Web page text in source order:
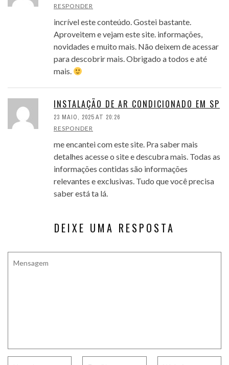
RESPONDER
incrível este conteúdo. Gostei bastante.
Aproveitem e vejam este site. informações,
novidades e muito mais. Não deixem de acessar
para descobrir mais. Obrigado a todos e até
mais.
INSTALAÇÃO DE AR CONDICIONADO EM SP
23 MAIO, 2025 AT 20:26
RESPONDER
me encantei com este site. Pra saber mais
detalhes acesse o site e descubra mais. Todas as
informações contidas são informações
relevantes e exclusivas. Tudo que você precisa
saber está ta lá.
DEIXE UMA RESPOSTA